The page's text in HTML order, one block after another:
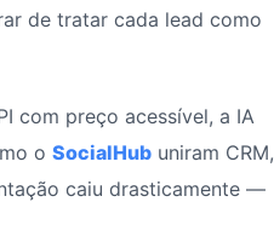
de tratar cada lead como
com preço acessível, a IA
o SocialHub uniram CRM,
caiu drasticamente —